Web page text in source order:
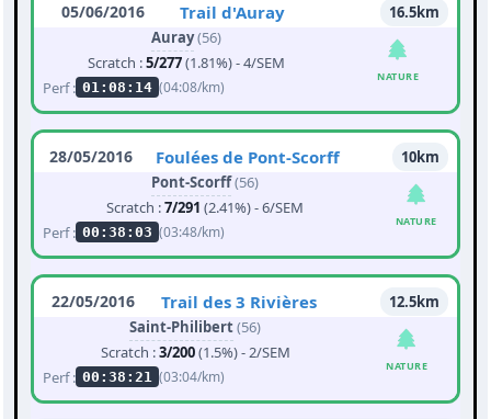
05/06/2016 Trail d'Auray
16.5km
Auray(56)
Scratch :5/277(1.81%) - 4/SEM
Perf : 01:08:14 (04:08/km)
NATURE
28/05/2016 Foulées de Pont-Scorff
10km
Pont-Scorff(56)
Scratch :7/291 (2.41%) - 6/SEM
Perf : 00:38:03 (03:48/km)
NATURE
22/05/2016 Trail des 3 Rivières
12.5km
Saint-Philibert(56)
Scratch :3/200(1.5%) - 2/SEM
Perf : 00:38:21 (03:04/km)
NATURE